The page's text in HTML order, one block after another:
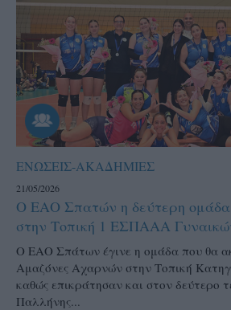
ΕΝΩΣΕΙΣ-ΑΚΑΔΗΜΙΕΣ
21/05/2026
Ο ΕΑΟ Σπατών η δεύτερη ομάδα
στην Τοπική 1 ΕΣΠΑΑΑ
Ο ΕΑΟ Σπάτων έγινε η ομάδα που θα
Αμαζόνες Αχαρνών στην Τοπική
καθώς επικράτησαν και στον δεύτερο
Παλλήνης...